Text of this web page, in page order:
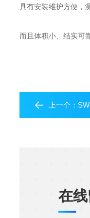
具有安装维护方便，
而且体积小、结实可
上一个：
在